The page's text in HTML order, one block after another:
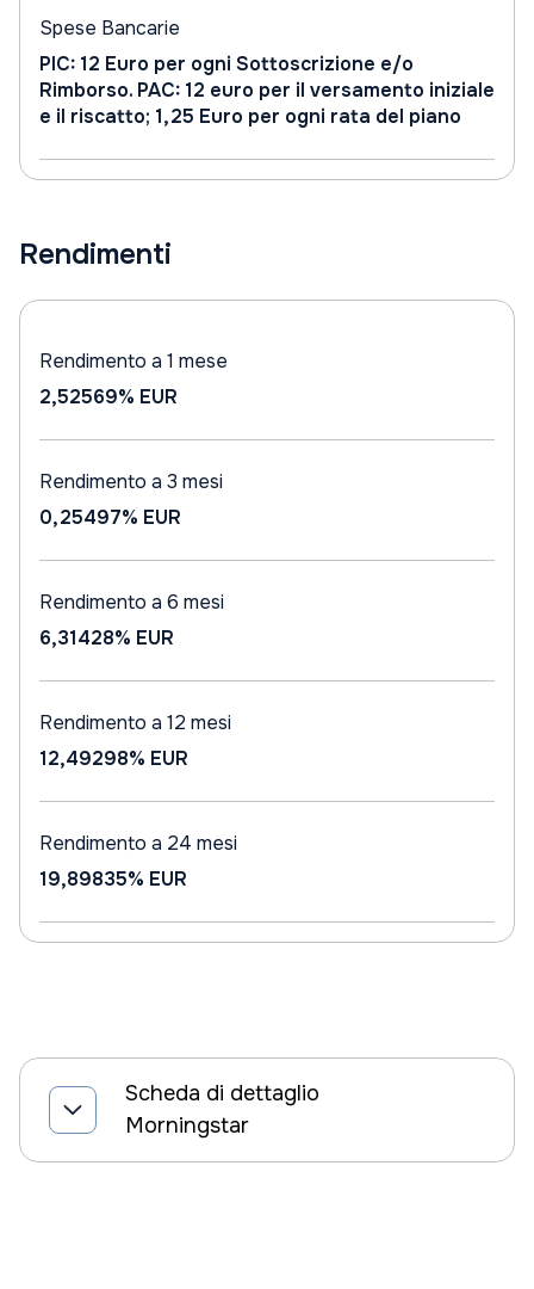
Spese Bancarie
PIC: 12 Euro per ogni Sottoscrizione e/o
Rimborso. PAC: 12 euro per il versamento iniziale
e il riscatto; 1,25 Euro per ogni rata del piano
Rendimenti
Rendimento a 1 mese
2,52569% EUR
Rendimento a 3 mesi
0,25497% EUR
Rendimento a 6 mesi
6,31428% EUR
Rendimento a 12 mesi
12,49298% EUR
Rendimento a 24 mesi
19,89835% EUR
Scheda di dettaglio
Morningstar